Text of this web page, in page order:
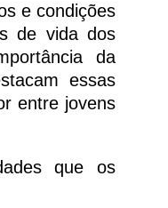
e condições
de vida dos
da
essas
entre jovens
que os